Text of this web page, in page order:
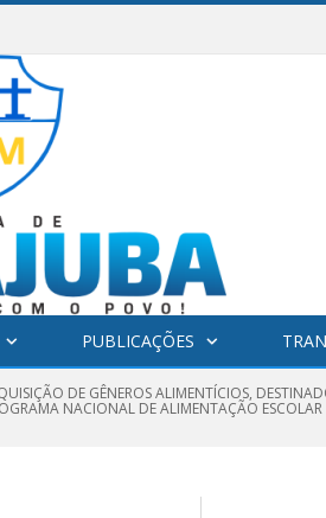
PUBLICAÇÕES
DE GÊNEROS ALIMENTÍCIOS,
NACIONAL DE ALIMENTAÇÃO ESCOLAR